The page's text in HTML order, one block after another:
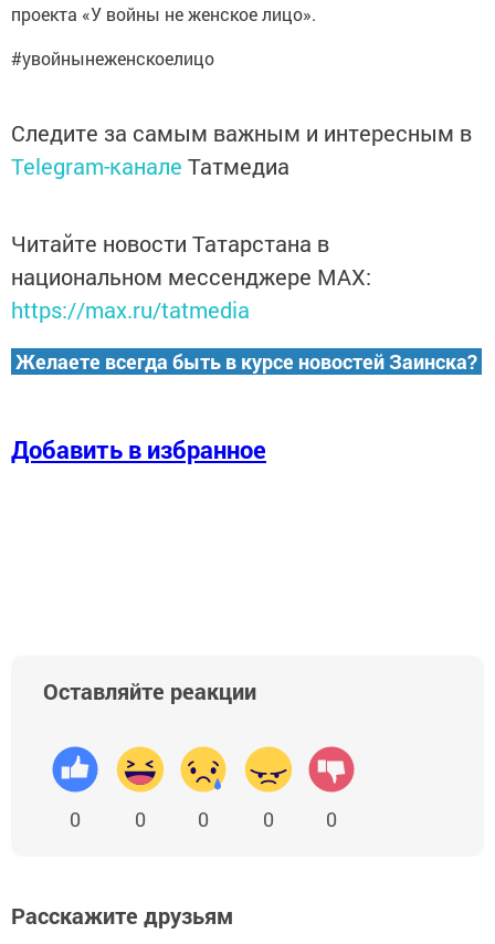
проекта «У войны не женское лицо».
#увойнынеженскоелицо
Следите за самым важным и интересным в
Telegram-канале Татмедиа
Читайте новости Татарстана в
национальном мессенджере MАХ:
https://max.ru/tatmedia
Желаете всегда быть в курсе новостей Заинска?
Добавить в избранное
Оставляйте реакции
0 0 0 0 0
Расскажите друзьям